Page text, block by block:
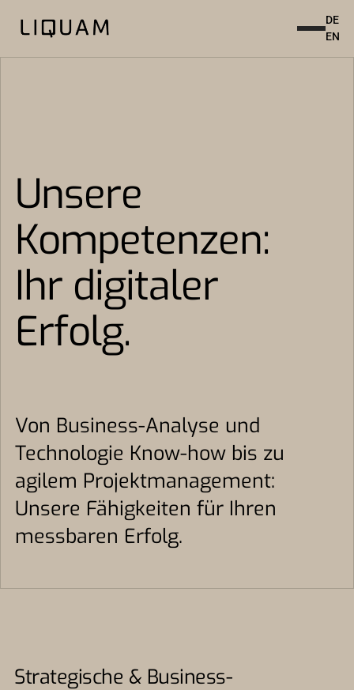
DE
EN
Unsere
Kompetenzen:
Ihr digitaler
Erfolg.
Von Business-Analyse und
Technologie Know-how bis zu
agilem Projektmanagement:
Unsere Fähigkeiten für Ihren
messbaren Erfolg.
Strategische & Business-